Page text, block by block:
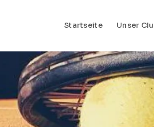
Startseite Unser